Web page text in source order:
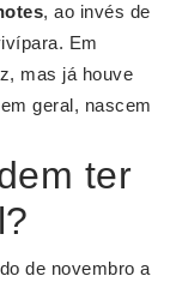
, ao invés de
Em
mas já houve
geral, nascem
ter
de novembro a